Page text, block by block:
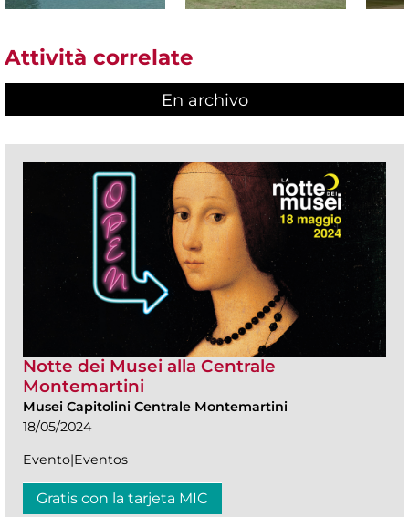
Attività correlate
En archivo
Notte dei Musei alla Centrale
Montemartini
Musei Capitolini Centrale Montemartini
18/05/2024
Evento|Eventos
Gratis con la tarjeta MIC